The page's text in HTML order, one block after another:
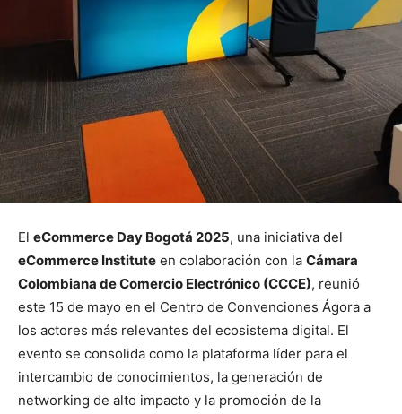
El eCommerce Day Bogotá 2025, una iniciativa del
eCommerce Institute en colaboración con la Cámara
Colombiana de Comercio Electrónico (CCCE), reunió
este 15 de mayo en el Centro de Convenciones Ágora a
los actores más relevantes del ecosistema digital. El
evento se consolida como la plataforma líder para el
intercambio de conocimientos, la generación de
networking de alto impacto y la promoción de la